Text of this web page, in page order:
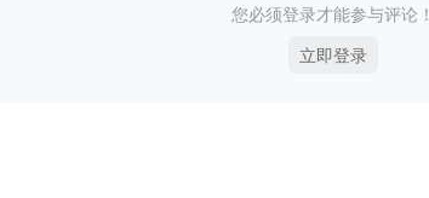
您必须登录才能参与评论！
立即登录